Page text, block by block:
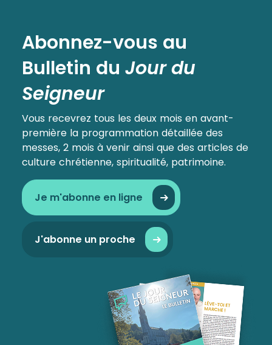
Abonnez-vous au
Bulletin du Jour du
Seigneur
Vous recevrez tous les deux mois en avant-
première la programmation détaillée des
messes, 2 mois à venir ainsi que des articles de
culture chrétienne, spiritualité, patrimoine.
Je m'abonne en ligne
J'abonne un proche